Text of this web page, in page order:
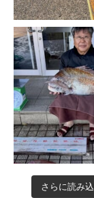
さらに読み